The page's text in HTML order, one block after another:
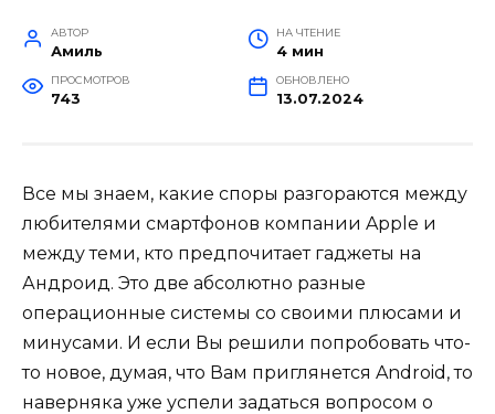
АВТОР
Амиль
НА ЧТЕНИЕ
4 мин
ПРОСМОТРОВ
743
ОБНОВЛЕНО
13.07.2024
Все мы знаем, какие споры разгораются между
любителями смартфонов компании Apple и
между теми, кто предпочитает гаджеты на
Андроид. Это две абсолютно разные
операционные системы со своими плюсами и
минусами. И если Вы решили попробовать что-
то новое, думая, что Вам приглянется Android, то
наверняка уже успели задаться вопросом о